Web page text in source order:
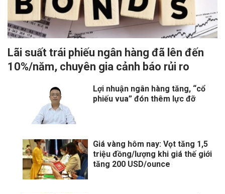
Lãi suất trái phiếu ngân hàng đã lên đến
10%/năm, chuyên gia cảnh báo rủi ro
Lợi nhuận ngân hàng tăng, “cổ
phiếu vua” đón thêm lực đỡ
Giá vàng hôm nay: Vọt tăng 1,5
triệu đồng/lượng khi giá thế giới
tăng 200 USD/ounce